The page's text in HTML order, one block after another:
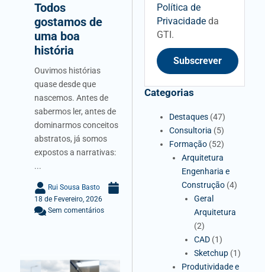
Todos
gostamos de
uma boa
história
Ouvimos histórias
quase desde que
nascemos. Antes de
sabermos ler, antes de
dominarmos conceitos
abstratos, já somos
expostos a narrativas:
...
Rui Sousa Basto
18 de Fevereiro, 2026
Sem comentários
Política de
Privacidadeda
GTI.
Subscrever
Categorias
Destaques (47)
Consultoria (5)
Formação (52)
Arquitetura
Engenharia e
Construção (4)
Geral
Arquitetura
(2)
CAD (1)
Sketchup (1)
Produtividade e